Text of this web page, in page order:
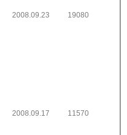
2008.09.23 19080
2008.09.17 11570